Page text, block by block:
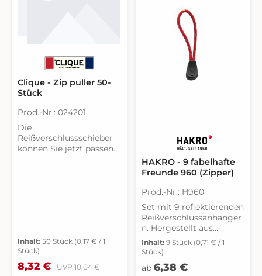
Clique - Zip puller 50-
Stück
Prod.-Nr.: 024201
Die
Reißverschlussschieber
können Sie jetzt passend
Inhalt:50 Stück (0,17 € / 1
Stück)
Verkaufspreis:
8,32 € UVPRegulärer Preis:
10,04 €
HAKRO - 9 fabelhafte
Freunde 960 (Zipper)
Prod.-Nr.: H960
Set mit 9 reflektierenden
Reißverschlussanhänger
n. Hergestellt aus
Polyester mit beidseitig
geprägtem HAKRO Dot.
mitgelieferten
Inhalt: 9 Stück (0,71 € / 1
Stück)
Regulärer Preis:
ab 6,38 €